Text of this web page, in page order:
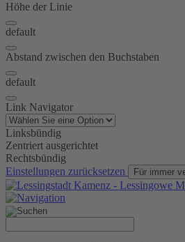
Höhe der Linie
default
Abstand zwischen den Buchstaben
default
Link Navigator
Linksbündig
Zentriert ausgerichtet
Rechtsbündig
Einstellungen zurücksetzen
Für immer